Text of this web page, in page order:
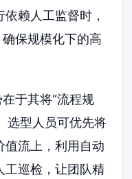
赖人工监督时，
保规模化下的高
在于其将“流程规
选型人员可优先将
值流上，利用自动
工巡检，让团队精